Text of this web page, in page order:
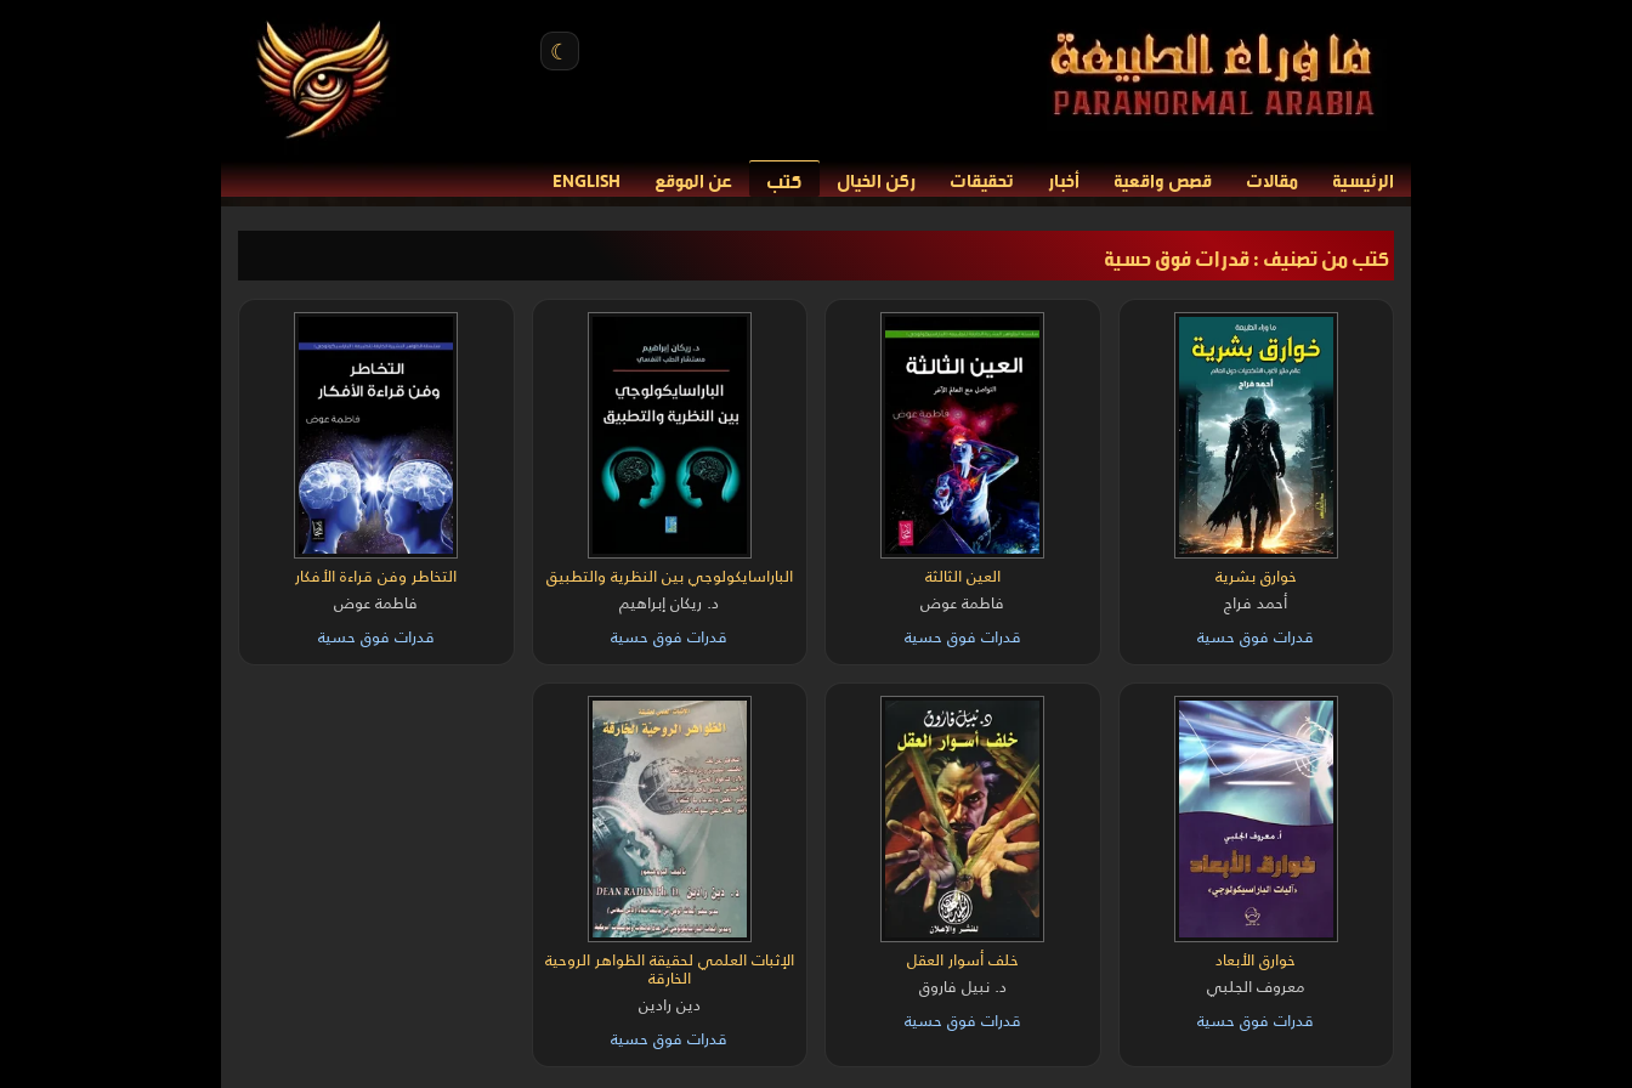
☾
الرئيسية مقالات قصص واقعية أخبار تحقيقات ركن الخيال كتب عن الموقع ENGLISH
كتب من تصنيف : قدرات فوق حسية
خوارق بشرية
أحمد فراج
قدرات فوق حسية
العين الثالثة
فاطمة عوض
قدرات فوق حسية
الباراسايكولوجي بين النظرية والتطبيق
د. ريكان إبراهيم
قدرات فوق حسية
التخاطر وفن قراءة الأفكار
فاطمة عوض
قدرات فوق حسية
خوارق الأبعاد
معروف الجلبي
قدرات فوق حسية
خلف أسوار العقل
د. نبيل فاروق
قدرات فوق حسية
الإثبات العلمي لحقيقة الظواهر الروحية
الخارقة
دين رادين
قدرات فوق حسية